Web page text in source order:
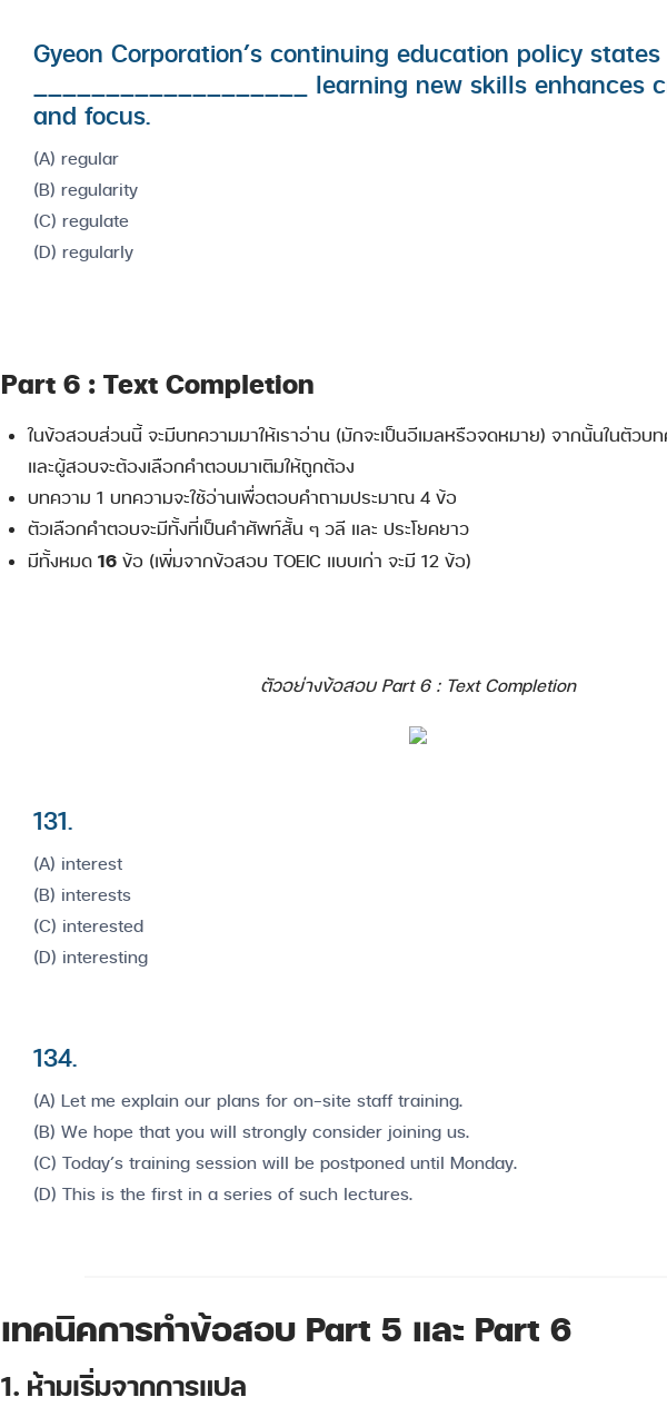
for:
Search
Gyeon Corporation’s continuing education policy
___________________ learning new skills enhances
and focus.
(A) regular
(B) regularity
(C) regulate
(D) regularly
Part 6 : Text Completion
ในข้อสอบส่วนนี้ จะมีบทความมาให้เราอ่าน (มักจะเป็นอีเมลหรือจดหมาย) จากนั้นในตัวบท
และผู้สอบจะต้องเลือกคำตอบมาเติมให้ถูกต้อง
บทความ 1 บทความจะใช้อ่านเพื่อตอบคำถามประมาณ 4 ข้อ
ตัวเลือกคำตอบจะมีทั้งที่เป็นคำศัพท์สั้น ๆ วลี และ ประโยคยาว
มีทั้งหมด 16 ข้อ (เพิ่มจากข้อสอบ TOEIC แบบเก่า จะมี 12 ข้อ)
ตัวอย่างข้อสอบ Part 6 : Text Completion
131.
(A) interest
(B) interests
(C) interested
(D) interesting
134.
(A) Let me explain our plans for on-site staff training.
(B) We hope that you will strongly consider joining us.
(C) Today’s training session will be postponed until Monday.
(D) This is the first in a series of such lectures.
เทคนิคการทำข้อสอบ Part 5 และ Part 6
1. ห้ามเริ่มจากการแปล